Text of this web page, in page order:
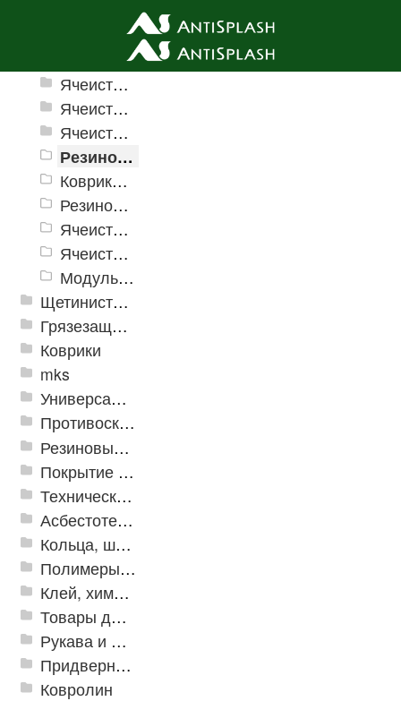
Ячеистые грязезащитные покрытия
Ячеистые грязезащитные покрытия «Домино»
Ячеистое модульное покрытие «Прима» (Антикаблук)
Ячеистые грязезащитные покрытия «Змейка» (Zig-Zag)
Резиновые коврики и дорожки «Restorant»
Коврики PinMat Волна
Резиновые коврики Шашки
Ячеистое модульное грязезащитное покрытие «Optima Duos»
Ячеистые коврик дорожка «Шашки»
Модульное напольное покрытие "Грязезащитные Соты"
Щетинистые покрытия
Грязезащитные, влаговпитывающие покрытия
Коврики
mks
Универсальные модульные покрытия
Противоскользящая защита для лестниц, профили, ленты
Резиновые и ПВХ дорожки
Покрытие из резиновой крошки
Техническая резина
Асбестотехнические и теплоизоляционные материалы
Кольца, шайбы, манжеты
Полимеры и пластики
Клей, химия, сопутствующие товары
Товары для дома
Рукава и шланги промышленные
Придверные решетки
Ковролин